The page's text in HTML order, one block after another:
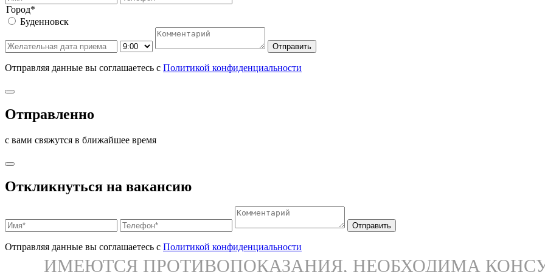
ИМЕЮТСЯ ПРОТИВОПОКАЗАНИЯ, НЕОБХОДИМА
Город*
Буденновск
Отправить
Отправляя данные вы соглашаетесь с Политикой конфиденциальности
Отправленно
с вами свяжутся в ближайшее время
Откликнуться на вакансию
Отправить
Отправляя данные вы соглашаетесь с Политикой конфиденциальности